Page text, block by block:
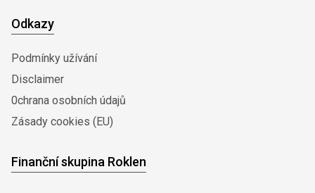
Odkazy
Podmínky užívání
Disclaimer
0chrana osobních údajů
Zásady cookies (EU)
Finanční skupina Roklen